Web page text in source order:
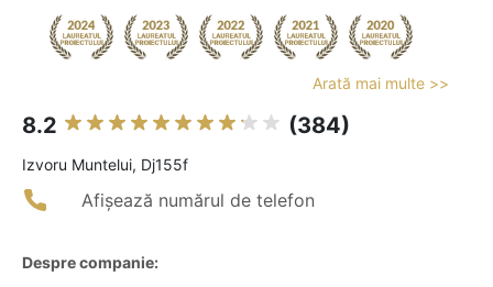
Arată mai multe >>
8.2 (384)
Izvoru Muntelui, Dj155f
Afișează numărul de telefon
Despre companie: